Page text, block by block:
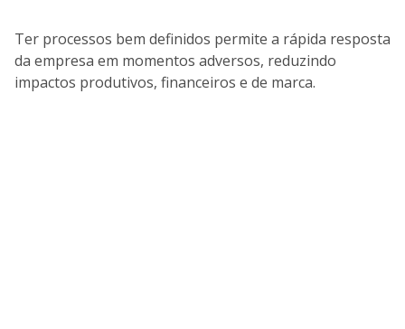
Ter processos bem definidos permite a rápida resposta
da empresa em momentos adversos, reduzindo
impactos produtivos, financeiros e de marca.